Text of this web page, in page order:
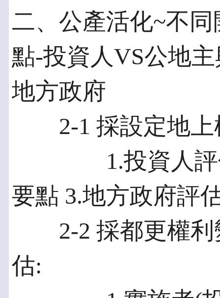
二、公產活化~不
點-投資人VS公地
地方政府
2-1 採設定地上
1.投資人評估
要點 3.地方政府評
2-2 採都更權利
估: